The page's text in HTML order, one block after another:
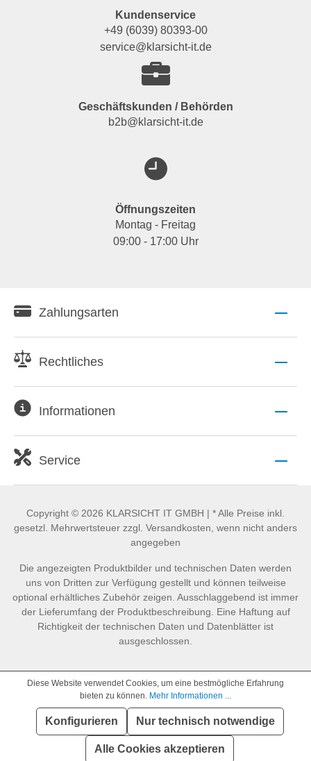
Kundenservice
+49 (6039) 80393-00
service@klarsicht-it.de
Geschäftskunden / Behörden
b2b@klarsicht-it.de
Öffnungszeiten
Montag - Freitag
09:00 - 17:00 Uhr
Zahlungsarten
Rechtliches
Informationen
Service
Copyright © 2026 KLARSICHT IT GMBH | * Alle Preise inkl.
gesetzl. Mehrwertsteuer zzgl. Versandkosten, wenn nicht anders
angegeben
Die angezeigten Produktbilder und technischen Daten werden
uns von Dritten zur Verfügung gestellt und können teilweise
optional erhältliches Zubehör zeigen. Ausschlaggebend ist immer
der Lieferumfang der Produktbeschreibung. Eine Haftung auf
Richtigkeit der technischen Daten und Datenblätter ist
ausgeschlossen.
Diese Website verwendet Cookies, um eine bestmögliche Erfahrung
bieten zu können. Mehr Informationen ...
Konfigurieren Nur technisch notwendige
Alle Cookies akzeptieren
SEHR GUT (4.86 / 5)
Bewertungen bei: idealo.de, geizhals.de, google.com, shopvote.de ⓘ
Informationen zur Echtheit der Bewertungen